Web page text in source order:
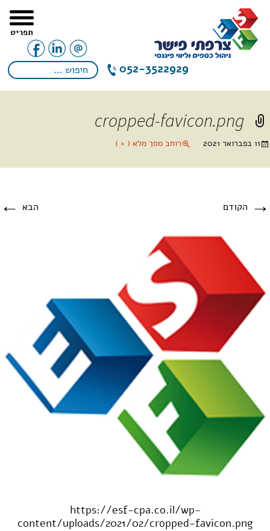
052-3522929
cropped-favicon.png
11 בפברואר 2021 רוחב מסך מלא ( × )
→ הקודם הבא ←
https://esf-cpa.co.il/wp-
content/uploads/2021/02/cropped-favicon.png
תפריט